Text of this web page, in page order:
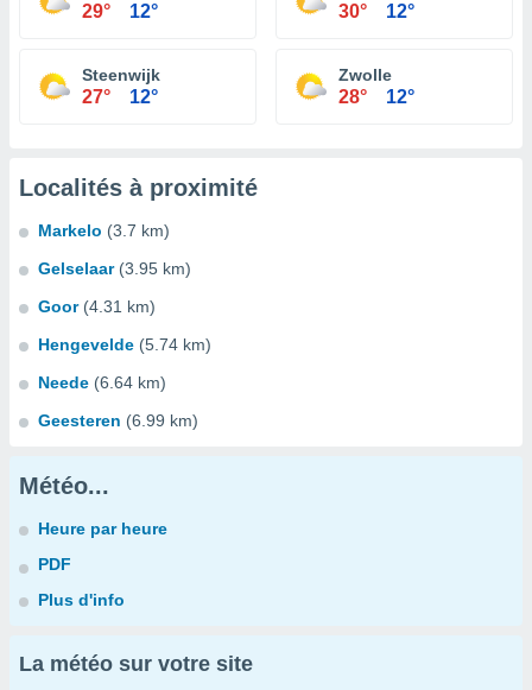
29° 12° 30° 12°
Steenwijk
27° 12°
Zwolle
28° 12°
Localités à proximité
Markelo (3.7 km)
Gelselaar (3.95 km)
Goor (4.31 km)
Hengevelde (5.74 km)
Neede (6.64 km)
Geesteren (6.99 km)
Météo...
Heure par heure
PDF
Plus d'info
La météo sur votre site